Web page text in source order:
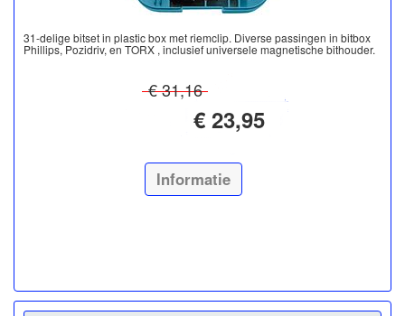
31-delige bitset in plastic box met riemclip. Diverse passingen in bitbox
Phillips, Pozidriv, en TORX , inclusief universele magnetische bithouder.
€ 31,16
€ 23,95
Informatie